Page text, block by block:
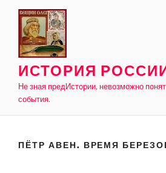
content
ИСТОРИЯ
Не зная предИстории, невозможно
события.
ПЁТР АВЕН. ВРЕМЯ